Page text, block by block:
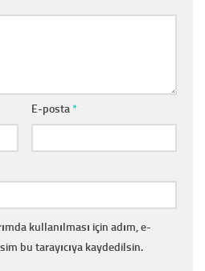
E-posta*
kullanılması için adım, e-
bu tarayıcıya kaydedilsin.